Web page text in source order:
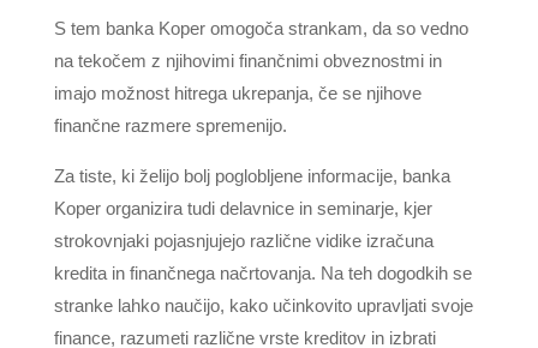
S tem banka Koper omogoča strankam, da so vedno
na tekočem z njihovimi finančnimi obveznostmi in
imajo možnost hitrega ukrepanja, če se njihove
finančne razmere spremenijo.
Za tiste, ki želijo bolj poglobljene informacije, banka
Koper organizira tudi delavnice in seminarje, kjer
strokovnjaki pojasnjujejo različne vidike izračuna
kredita in finančnega načrtovanja. Na teh dogodkih se
stranke lahko naučijo, kako učinkovito upravljati svoje
finance, razumeti različne vrste kreditov in izbrati